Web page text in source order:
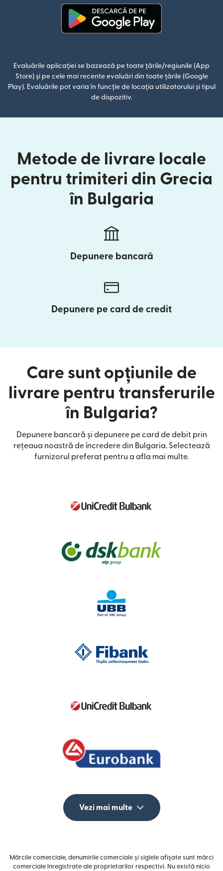
Evaluările aplicației se bazează pe toate țările/regiunile (App
Store) și pe cele mai recente evaluări din toate țările (Google
Play). Evaluările pot varia în funcție de locația utilizatorului și tipul
de dispozitiv.
Metode de livrare locale
pentru trimiteri din Grecia
în Bulgaria
Depunere bancară
Depunere pe card de credit
Care sunt opțiunile de
livrare pentru transferurile
în Bulgaria?
Depunere bancară și depunere pe card de debit prin
rețeaua noastră de încredere din Bulgaria. Selectează
furnizorul preferat pentru a afla mai multe.
Vezi mai multe
Mărcile comerciale, denumirile comerciale și siglele afișate sunt mărci
comerciale înregistrate ale proprietarilor respectivi. Nu există nicio